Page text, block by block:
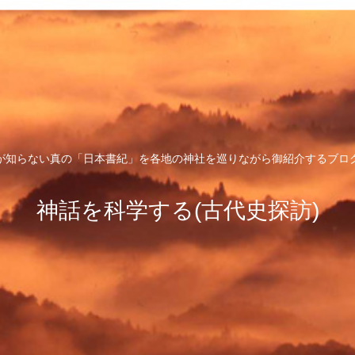
知らない真の「日本書紀」を各地の神社を巡りながら御紹介するブロ
神話を科学する(古代史探訪)